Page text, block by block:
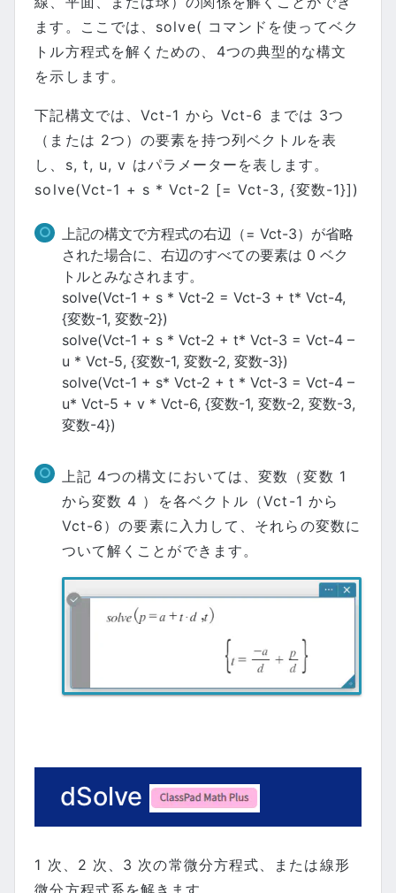
ます。ここでは、solve( コマンドを使ってベク
トル方程式を解くための、4つの典型的な構文
を示します。
下記構文では、Vct-1 から Vct-6 までは 3つ
（または 2つ）の要素を持つ列ベクトルを表
し、s, t, u, v はパラメーターを表します。
solve(Vct-1 + s * Vct-2 [= Vct-3, {変数-1}])
上記の構文で方程式の右辺（= Vct-3）が省略
された場合に、右辺のすべての要素は 0 ベク
トルとみなされます。
solve(Vct-1 + s * Vct-2 = Vct-3 + t* Vct-4,
{変数-1, 変数-2})
solve(Vct-1 + s * Vct-2 + t* Vct-3 = Vct-4 –
u * Vct-5, {変数-1, 変数-2, 変数-3})
solve(Vct-1 + s* Vct-2 + t * Vct-3 = Vct-4 –
u* Vct-5 + v * Vct-6, {変数-1, 変数-2, 変数-3,
変数-4})
上記 4つの構文においては、変数（変数 1
から変数 4 ）を各ベクトル（Vct-1 から
Vct-6）の要素に入力して、それらの変数に
ついて解くことができます。
dSolve
1 次、2 次、3 次の常微分方程式、または線形
微分方程式系を解きます。